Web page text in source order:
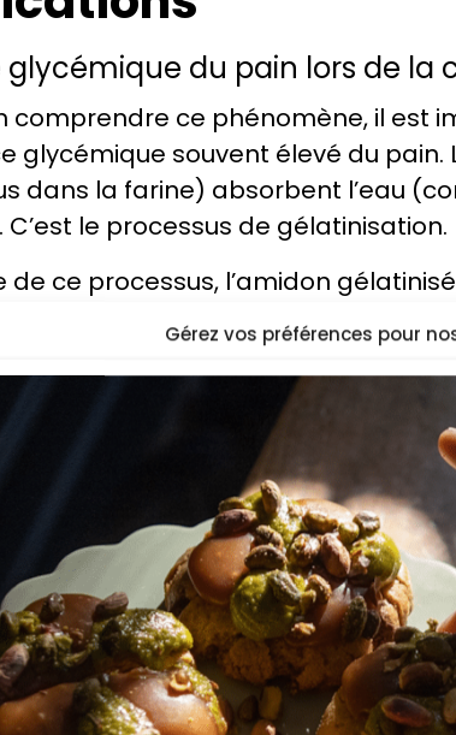
Gérez vos préférences pour
glycémique du pain lors de la
comprendre ce phénomène, il est
glycémique souvent élevé du
dans la farine) absorbent l’eau
le processus de gélatinisation.
de ce processus, l’amidon
Les glucides seront donc